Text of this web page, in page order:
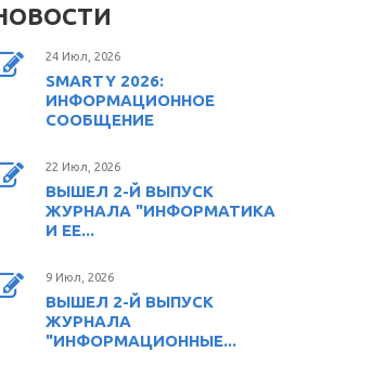
24 Июл, 2026
SMARTY 2026:
ИНФОРМАЦИОННОЕ
СООБЩЕНИЕ
22 Июл, 2026
ВЫШЕЛ 2-Й ВЫПУСК
ЖУРНАЛА "ИНФОРМАТИКА
И ЕЕ...
9 Июл, 2026
ВЫШЕЛ 2-Й ВЫПУСК
ЖУРНАЛА
"ИНФОРМАЦИОННЫЕ...